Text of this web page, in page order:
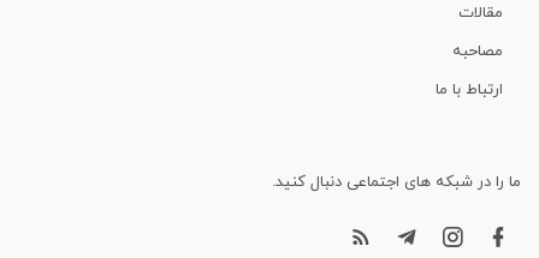
مقالات
مصاحبه
ارتباط با ما
ما را در شبکه های اجتماعی دنبال کنید.